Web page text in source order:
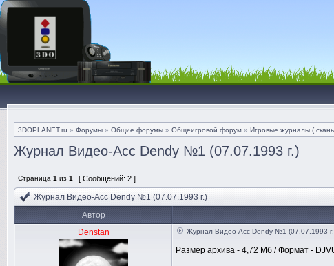
3DOPLANET.ru » Форумы » Общие форумы » Общеигровой форум » Игровые журналы (
Журнал Видео-Асс Dendy №1 (07.07.1993 г.)
Страница 1 из 1 [ Сообщений: 2 ]
Журнал Видео-Асс Dendy №1 (07.07.1993 г.)
Автор
Denstan
Журнал Видео-Асс Dendy №1 (07.07.1993
Размер архива - 4,72 Мб / Формат -